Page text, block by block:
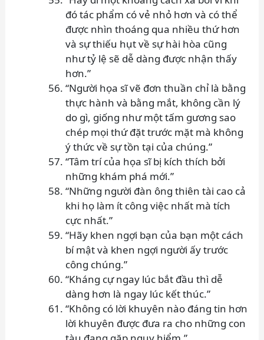
đó tác phẩm có vẻ nhỏ hơn và có thể
được nhìn thoáng qua nhiều thứ hơn
và sự thiếu hụt về sự hài hòa cũng
như tỷ lệ sẽ dễ dàng được nhận thấy
hơn.”
“Người họa sĩ vẽ đơn thuần chỉ là bằng
thực hành và bằng mắt, không cần lý
do gì, giống như một tấm gương sao
chép mọi thứ đặt trước mặt mà không
ý thức về sự tồn tại của chúng.”
“Tâm trí của họa sĩ bị kích thích bởi
những khám phá mới.”
“Những người đàn ông thiên tài cao cả
khi họ làm ít công việc nhất mà tích
cực nhất.”
“Hãy khen ngợi bạn của bạn một cách
bí mật và khen ngợi người ấy trước
công chúng.”
“Kháng cự ngay lúc bắt đầu thì dễ
dàng hơn là ngay lúc kết thúc.”
“Không có lời khuyên nào đáng tin hơn
lời khuyên được đưa ra cho những con